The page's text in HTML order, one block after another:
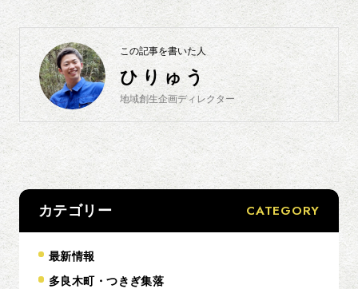
この記事を書いた人
ひりゅう
地域創生企画ディレクター
カテゴリー CATEGORY
最新情報
多良木町・つきぎ集落